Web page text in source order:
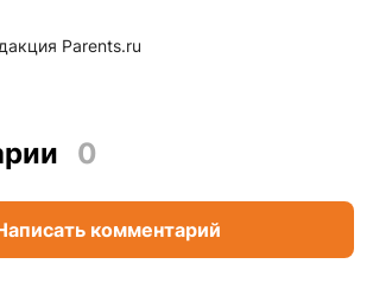
Parents.ru
0
комментарий